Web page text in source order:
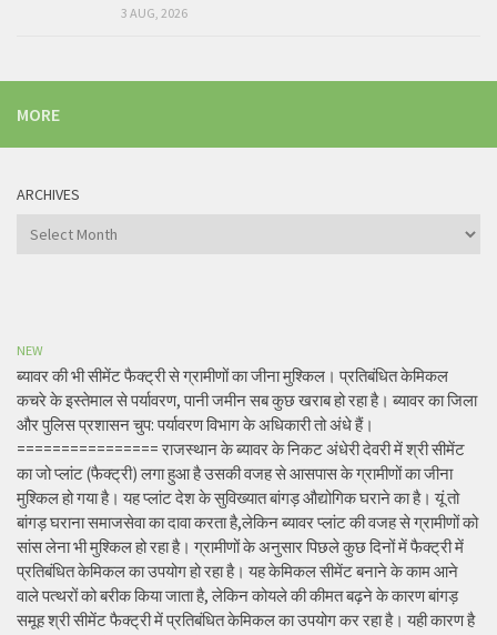
3 AUG, 2026
MORE
ARCHIVES
Archives
NEW
ब्यावर की भी सीमेंट फैक्ट्री से ग्रामीणों का जीना मुश्किल। प्रतिबंधित केमिकल
कचरे के इस्तेमाल से पर्यावरण, पानी जमीन सब कुछ खराब हो रहा है। ब्यावर का जिला
और पुलिस प्रशासन चुप: पर्यावरण विभाग के अधिकारी तो अंधे हैं।
================ राजस्थान के ब्यावर के निकट अंधेरी देवरी में श्री सीमेंट
का जो प्लांट (फैक्ट्री) लगा हुआ है उसकी वजह से आसपास के ग्रामीणों का जीना
मुश्किल हो गया है। यह प्लांट देश के सुविख्यात बांगड़ औद्योगिक घराने का है। यूं तो
बांगड़ घराना समाजसेवा का दावा करता है,लेकिन ब्यावर प्लांट की वजह से ग्रामीणों को
सांस लेना भी मुश्किल हो रहा है। ग्रामीणों के अनुसार पिछले कुछ दिनों में फैक्ट्री में
प्रतिबंधित केमिकल का उपयोग हो रहा है। यह केमिकल सीमेंट बनाने के काम आने
वाले पत्थरों को बरीक किया जाता है, लेकिन कोयले की कीमत बढ़ने के कारण बांगड़
समूह श्री सीमेंट फैक्ट्री में प्रतिबंधित केमिकल का उपयोग कर रहा है। यही कारण है